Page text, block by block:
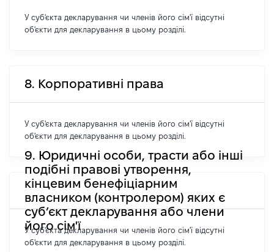
У суб'єкта декларування чи членів його сім'ї відсутні
об'єкти для декларування в цьому розділі.
8. Корпоративні права
У суб'єкта декларування чи членів його сім'ї відсутні
об'єкти для декларування в цьому розділі.
9. Юридичні особи, трасти або інші
подібні правові утворення,
кінцевим бенефіціарним
власником (контролером) яких є
суб’єкт декларування або члени
його сім'ї
У суб'єкта декларування чи членів його сім'ї відсутні
об'єкти для декларування в цьому розділі.